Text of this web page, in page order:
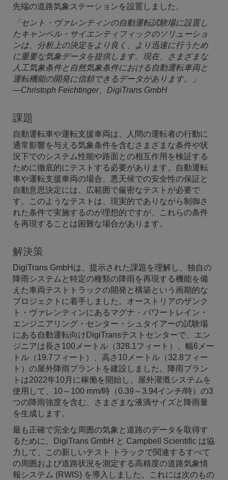
先端の道路気象ステーションを設置しました。
「セント・ヴァレンティンの自動運転試験場に設置し
たキャンベル・サイエンティフィックのソリューショ
ンは、分析上の決定をより良く、より迅速に行うため
に重要な気象データを提供します。現在、さまざまな
人工気象条件と自然気象条件における自動運転車両と
運転機能の開発に信頼できるデータがあります。」
—Christoph Feichtinger、DigiTrans GmbH
課題
自動運転車や運転支援車両は、人間の運転者の行動に
通常影響を与える気象条件を含むさまざまな条件や状
況下でのシステム性能や路面との相互作用を検証する
ために徹底的にテストする必要があります。自動運転
車や運転支援車両の場合、悪天候での安全性の保証と
自動意思決定には、広範囲で厳密なテストが必要で
す。このようなテストは、現実的でありながら制御さ
れた条件で実施するのが理想的ですが、これらの条件
を再現することは困難な場合があります。
解決策
DigiTrans GmbHは、提示された課題を理解し、独自の
降雨システムと特定の種類の降雨を再現する機能を備
えた車両テストトラックの開発と構築という画期的な
プロジェクトに着手しました。オーストリアのザンク
ト・ヴァレンティンにあるマグナ・パワートレイン・
エンジニアリング・センター・シュタイアーの試験場
にある自動運転向けDigiTransテストセンターで、エン
ジニアは長さ100メートル（328.1フィート）、幅6メー
トル（19.7フィート）、高さ10メートル（32.8フィー
ト）の屋外降雨プラントを建設しました。降雨プラン
トは2022年10月に稼働を開始し、屋外灌漑システムを
使用して、10～100 mm/時（0.39～3.94インチ/時）の3
つの降雨強度を含む、さまざまな液滴サイズと降雨量
を生成します。
最も正確で完全な周囲の気象と道路のデータを取得す
るために、DigiTrans GmbH と Campbell Scientific は協
力して、この新しいテスト トラックで関連するすべて
の周囲および道路状況を測定する高精度の道路気象情
報システム (RWIS) を導入しました。これには次のもの